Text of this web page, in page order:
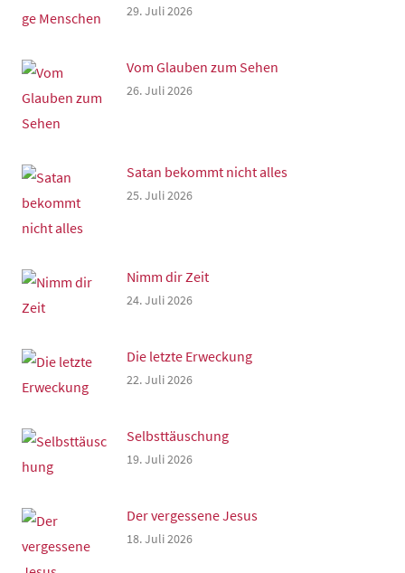
29. Juli 2026
Vom Glauben zum Sehen
26. Juli 2026
Satan bekommt nicht alles
25. Juli 2026
Nimm dir Zeit
24. Juli 2026
Die letzte Erweckung
22. Juli 2026
Selbsttäuschung
19. Juli 2026
Der vergessene Jesus
18. Juli 2026